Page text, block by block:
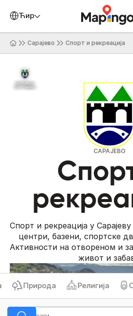
Ћирилица
Сарајево Спорт и рекреација
САРАЈЕВО
Спорт и рекреација у
центри, базени, спортске
Активности на отвореном и
живот и
Природа Религија